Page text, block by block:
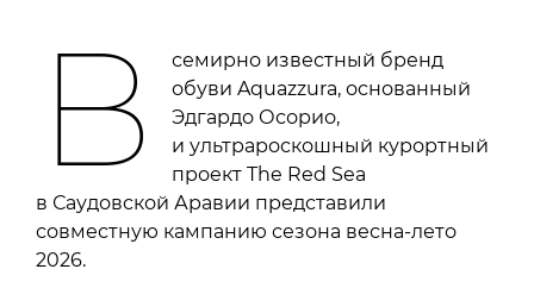
В
семирно известный бренд
обуви Aquazzura, основанный
Эдгардо Осорио,
и ультрароскошный курортный
проект The Red Sea
в Саудовской Аравии представили
совместную кампанию сезона весна-лето
2026.